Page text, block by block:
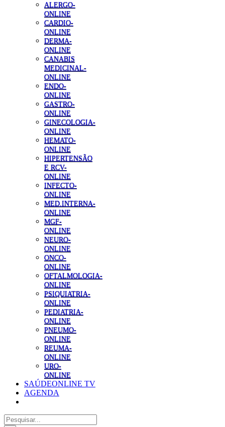
ALERGO-
ONLINE
CARDIO-
ONLINE
DERMA-
ONLINE
CANABIS
MEDICINAL-
ONLINE
ENDO-
ONLINE
GASTRO-
ONLINE
GINECOLOGIA-
ONLINE
HEMATO-
ONLINE
HIPERTENSÃO
E RCV-
ONLINE
INFECTO-
ONLINE
MED.INTERNA-
ONLINE
MGF-
ONLINE
NEURO-
ONLINE
ONCO-
ONLINE
OFTALMOLOGIA-
ONLINE
PSIQUIATRIA-
ONLINE
PEDIATRIA-
ONLINE
PNEUMO-
ONLINE
REUMA-
ONLINE
URO-
ONLINE
SAÚDEONLINE TV
AGENDA
Pesquisar